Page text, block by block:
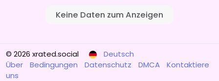
Keine Daten zum Anzeigen
© 2026 xrated.social
Deutsch
Über
Bedingungen Datenschutz DMCA
Kontaktiere
uns